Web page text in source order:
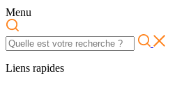
Menu
Liens rapides